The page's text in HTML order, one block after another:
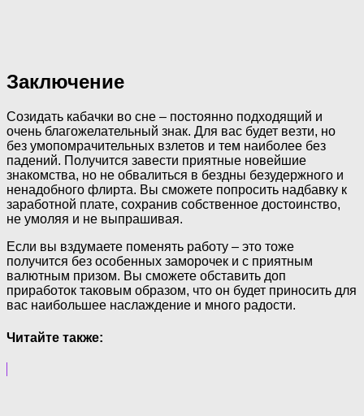
Заключение
Созидать кабачки во сне – постоянно подходящий и
очень благожелательный знак. Для вас будет везти, но
без умопомрачительных взлетов и тем наиболее без
падений. Получится завести приятные новейшие
знакомства, но не обвалиться в бездны безудержного и
ненадобного флирта. Вы сможете попросить надбавку к
заработной плате, сохранив собственное достоинство,
не умоляя и не выпрашивая.
Если вы вздумаете поменять работу – это тоже
получится без особенных заморочек и с приятным
валютным призом. Вы сможете обставить доп
приработок таковым образом, что он будет приносить для
вас наибольшее наслаждение и много радости.
Читайте также: